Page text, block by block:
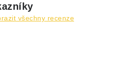
všechny recenze